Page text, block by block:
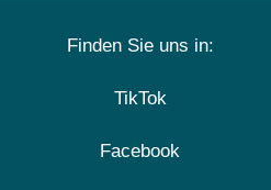
Finden Sie uns in:
TikTok
Facebook